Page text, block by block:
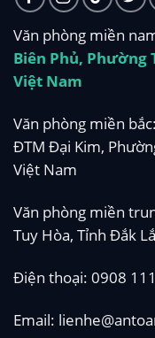
Văn phòng miền
Biên Phủ, Phường
Việt Nam
Văn phòng miền
ĐTM Đại Kim,
Việt Nam
Văn phòng miền
Tuy Hòa, Tỉnh Đắk
Điện thoại: 0908
Email: